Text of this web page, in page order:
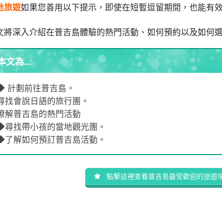
旅遊如果您善用以下提示，即使在短暫逗留期間，也能有
將深入介紹在普吉島體驗的熱門活動、如何預約以及如何
文為...
計劃前往普吉島。
找會說日語的旅行團。
解普吉島的熱門活動
找帶小孩的當地觀光團。
解如何預訂普吉島活動。
點擊這裡查看普吉島最受歡迎的旅遊